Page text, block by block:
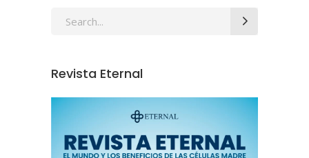
Revista Eternal